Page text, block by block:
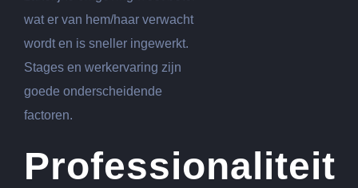
wat er van hem/haar verwacht
wordt en is sneller ingewerkt.
Stages en werkervaring zijn
goede onderscheidende
factoren.
Professionaliteit